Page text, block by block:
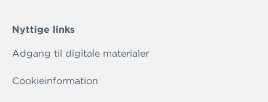
Nyttige links
Adgang til digitale materialer
Cookieinformation